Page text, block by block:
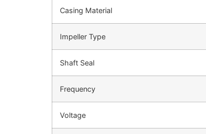
Casing Material
Impeller Type
Shaft Seal
Frequency
Voltage